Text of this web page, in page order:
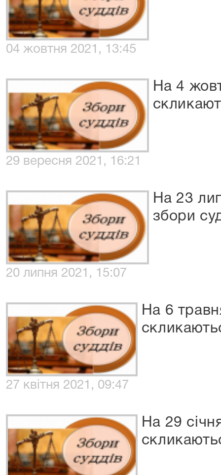
04 жовтня 2021, 13:45
На 4
29 вересня 2021, 16:21
На 23
збори
20 липня 2021, 15:07
На 6
27 квітня 2021, 09:47
На 29